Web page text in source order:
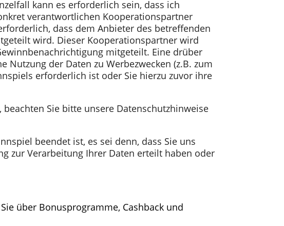
kann es erforderlich sein, dass ich
verantwortlichen Kooperationspartner
dass dem Anbieter des betreffenden
wird. Dieser Kooperationspartner wird
mitgeteilt. Eine drüber
der Daten zu Werbezwecken (z.B. zum
erforderlich ist oder Sie hierzu zuvor ihre
Sie bitte unsere Datenschutzhinweise
beendet ist, es sei denn, dass Sie uns
zur Verarbeitung Ihrer Daten erteilt haben oder
über Bonusprogramme, Cashback und